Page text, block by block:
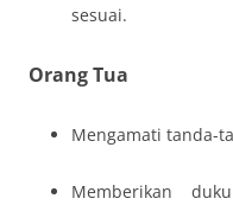
sesuai.
Orang Tua
Mengamati tanda-
Memberikan